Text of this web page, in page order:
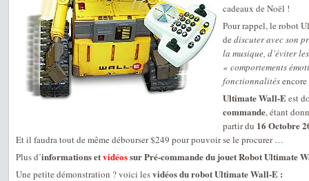
cadeaux de Noël !
Pour rappel, le robot
de discuter avec son
la musique, d’éviter
« comportements
fonctionnalités
Ultimate Wall-Eest
commande, étant
partir du 16 Octobre
Et il faudra tout de même débourser $249 pour pouvoir se le procurer …
Plus d’informations etvidéossur Pré-commande du jouet Robot Ultimate
Une petite démonstration ? voici lesvidéos du robot Ultimate Wall-E :